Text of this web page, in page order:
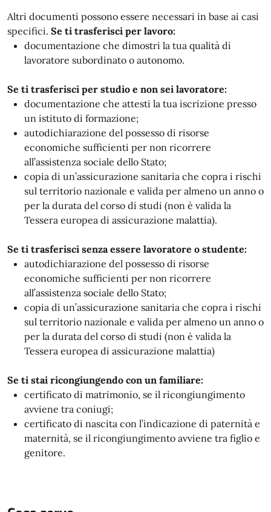
Altri documenti possono essere necessari in base ai casi
specifici. Se ti trasferisci per lavoro:
documentazione che dimostri la tua qualità di
lavoratore subordinato o autonomo.
Se ti trasferisci per studio e non sei lavoratore:
documentazione che attesti la tua iscrizione presso
un istituto di formazione;
autodichiarazione del possesso di risorse
economiche sufficienti per non ricorrere
all’assistenza sociale dello Stato;
copia di un’assicurazione sanitaria che copra i rischi
sul territorio nazionale e valida per almeno un anno o
per la durata del corso di studi (non è valida la
Tessera europea di assicurazione malattia).
Se ti trasferisci senza essere lavoratore o studente:
autodichiarazione del possesso di risorse
economiche sufficienti per non ricorrere
all’assistenza sociale dello Stato;
copia di un’assicurazione sanitaria che copra i rischi
sul territorio nazionale e valida per almeno un anno o
per la durata del corso di studi (non è valida la
Tessera europea di assicurazione malattia)
Se ti stai ricongiungendo con un familiare:
certificato di matrimonio, se il ricongiungimento
avviene tra coniugi;
certificato di nascita con l’indicazione di paternità e
maternità, se il ricongiungimento avviene tra figlio e
genitore.